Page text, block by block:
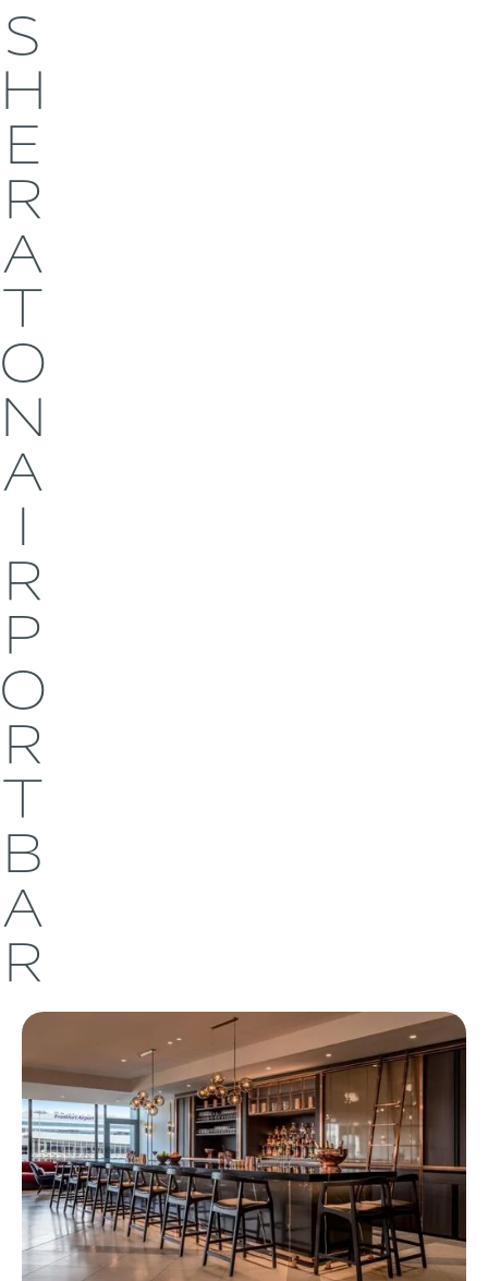
S
H
E
R
A
T
O
N
A
I
R
P
O
R
T
B
A
R